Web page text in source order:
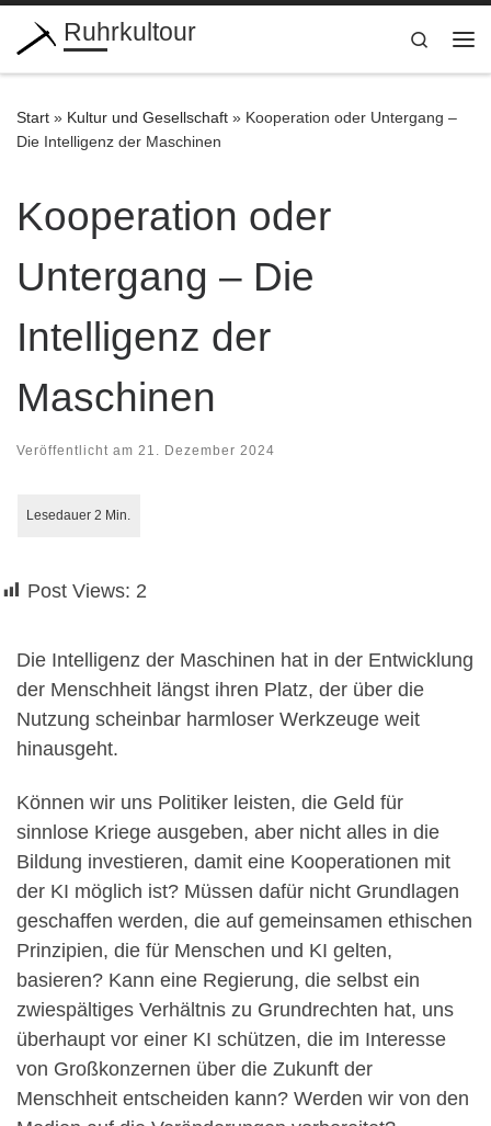
Zum Inhalt springen
Ruhrkultour
Search
Start » Kultur und Gesellschaft » Kooperation oder Untergang –
Die Intelligenz der Maschinen
Kooperation oder
Untergang – Die
Intelligenz der
Maschinen
Veröffentlicht am 21. Dezember 2024
Post Views: 2
Die Intelligenz der Maschinen hat in der Entwicklung
der Menschheit längst ihren Platz, der über die
Nutzung scheinbar harmloser Werkzeuge weit
hinausgeht.
Können wir uns Politiker leisten, die Geld für
sinnlose Kriege ausgeben, aber nicht alles in die
Bildung investieren, damit eine Kooperationen mit
der KI möglich ist? Müssen dafür nicht Grundlagen
geschaffen werden, die auf gemeinsamen ethischen
Prinzipien, die für Menschen und KI gelten,
basieren? Kann eine Regierung, die selbst ein
zwiespältiges Verhältnis zu Grundrechten hat, uns
überhaupt vor einer KI schützen, die im Interesse
von Großkonzernen über die Zukunft der
Menschheit entscheiden kann? Werden wir von den